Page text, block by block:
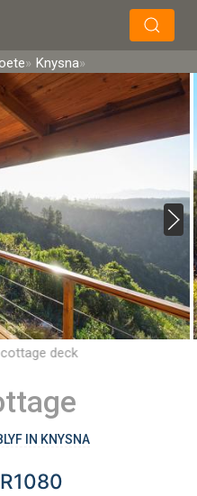
Soek
Knysna
deck
IN KNYSNA